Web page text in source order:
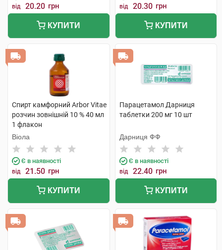
від 20.20 грн
КУПИТИ
від 20.30 грн
КУПИТИ
Спирт камфорний Arbor Vitae
розчин зовнішній 10 % 40 мл
1 флакон
Віола
Є в наявності
від 21.50 грн
КУПИТИ
Парацетамол Дарниця
таблетки 200 мг 10 шт
Дарниця ФФ
Є в наявності
від 22.40 грн
КУПИТИ